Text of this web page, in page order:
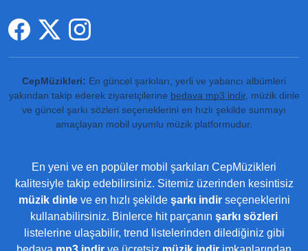
CepMüzikleri: En güncel şarkıları, yerli ve yabancı albümleri
yakından takip ederek ziyaretçilerine bedava mp3 indir, müzik dinle
ve güncel şarkı sözleri seçeneklerini en hızlı şekilde sunmayı
amaçlayan mobil uyumlu müzik platformudur.
En yeni ve en popüler mobil şarkıları CepMüzikleri
kalitesiyle takip edebilirsiniz. Sitemiz üzerinden kesintisiz
müzik dinleve en hızlı şekilde şarkı indirseçeneklerini
kullanabilirsiniz. Binlerce hit parçanın şarkı sözleri
listelerine ulaşabilir, trend listelerinden dilediğiniz gibi